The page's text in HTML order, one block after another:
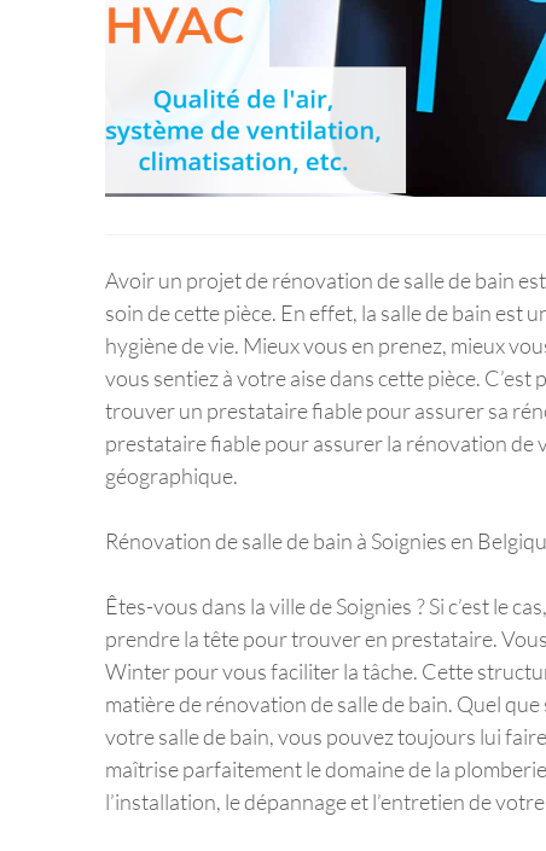
Avoir un projet de rénovation de salle de bain
soin de cette pièce. En effet, la salle de bain est
hygiène de vie. Mieux vous en prenez, mieux
vous sentiez à votre aise dans cette pièce.
trouver un prestataire fiable pour assurer sa
prestataire fiable pour assurer la rénovation de
géographique.
Rénovation de salle de bain à Soignies en
Êtes-vous dans la ville de Soignies ? Si c’est le
prendre la tête pour trouver en prestataire.
Winter pour vous faciliter la tâche. Cette
matière de rénovation de salle de bain. Quel
votre salle de bain, vous pouvez toujours lui
maîtrise parfaitement le domaine de la
l’installation, le dépannage et l’entretien de